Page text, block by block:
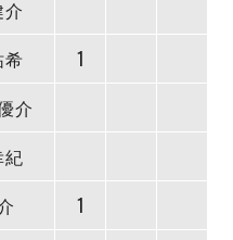
1
介
1